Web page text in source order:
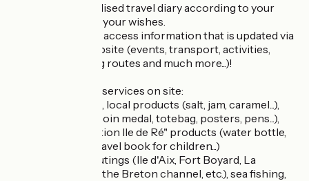
Ask for a personalised travel diary according to your
period of stay and your wishes.
This allows you to access information that is updated via
your personal website (events, transport, activities,
essentials, walking routes and much more...)!
You will find many services on site:
- Shop: postcards, local products (salt, jam, caramel...),
souvenirs (Paris coin medal, totebag, posters, pens...),
range of "Destination Ile de Ré" products (water bottle,
mug, notebook, travel book for children...)
- Ticketing: sea outings (Ile d'Aix, Fort Boyard, La
Rochelle, walks in the Breton channel, etc.), sea fishing,